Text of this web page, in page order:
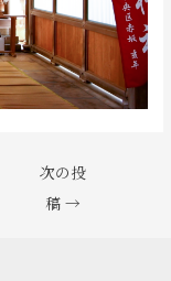
次の投
稿→